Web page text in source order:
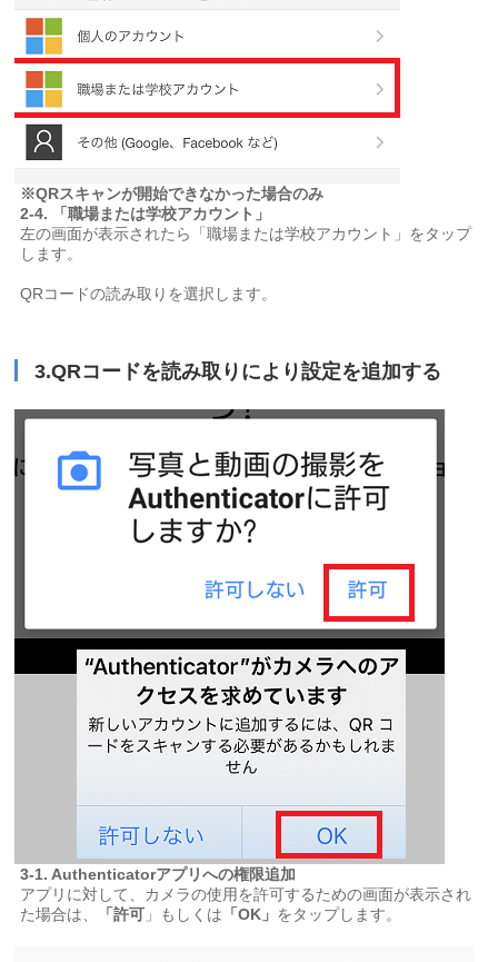
※QRスキャンが開始できなかった場合のみ
2-4.
「職場または学校アカウント」
左の画面が表示されたら「職場または学校アカウント」をタップ
します。
QRコードの読み取りを選択します。
3.QRコードを読み取りにより設定を追加する
3-1. Authenticatorアプリへの権限追加
アプリに対して、カメラの使用を許可するための画面が表示され
た場合は、
「許可 」もしくは 「OK」 をタップします。